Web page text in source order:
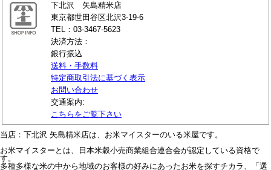
下北沢 矢島精米店
東京都世田谷区北沢3-19-6
TEL：03-3467-5623
決済方法：
銀行振込
送料・手数料
特定商取引法に基づく表示
お問い合わせ
交通案内:
こちらをご覧下さい
当店：下北沢 矢島精米店は、お米マイスターのいる米屋です。
お米マイスターとは、日本米穀小売商業組合連合会が認定している資格で
す。
多種多様な米の中から地域のお客様の好みにあったお米を探すチカラ、「選